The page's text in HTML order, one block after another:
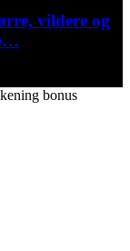
vildere og
bonus